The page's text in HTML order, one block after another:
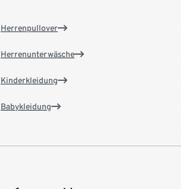
Herrenpullover
Herrenunterwäsche
Kinderkleidung
Babykleidung